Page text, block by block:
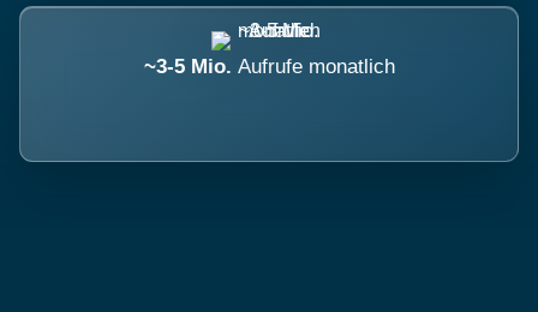
~3-5 Mio. Aufrufe monatlich